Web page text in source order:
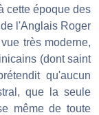
cette époque des
l'Anglais Roger
très moderne,
(dont saint
qu'aucun
que la seule
même de toute